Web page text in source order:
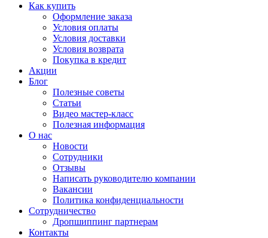
Как купить
Оформление заказа
Условия оплаты
Условия доставки
Условия возврата
Покупка в кредит
Акции
Блог
Полезные советы
Статьи
Видео мастер-класс
Полезная информация
О нас
Новости
Сотрудники
Отзывы
Написать руководителю компании
Вакансии
Политика конфиденциальности
Сотрудничество
Дропшиппинг партнерам
Контакты